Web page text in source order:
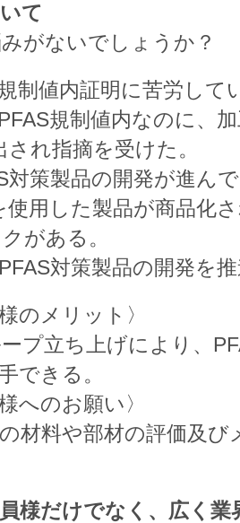
て
がないでしょうか？​
制値内証明に苦労して
規制値内なのに、
れ指摘を受けた。​
策製品の開発が進ん
使用した製品が商品化
がある。​
対策製品の開発を
のメリット〉​
プ立ち上げにより、​
できる。​
へのお願い〉​
材料や部材の評価及
様だけでなく、広く